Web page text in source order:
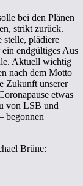
bei den Plänen
strikt zurück.
stelle, plädiere
endgültiges Aus
Aktuell wichtig
nach dem Motto
Zukunft unserer
etwas
von LSB und
begonnen
Brüne: